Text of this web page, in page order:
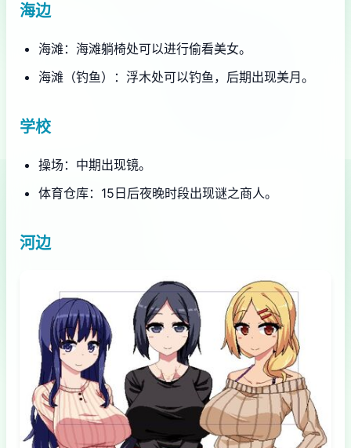
海边
海滩：海滩躺椅处可以进行偷看美女。
海滩（钓鱼）：浮木处可以钓鱼，后期出现美月。
学校
操场：中期出现镜。
体育仓库：15日后夜晚时段出现谜之商人。
河边